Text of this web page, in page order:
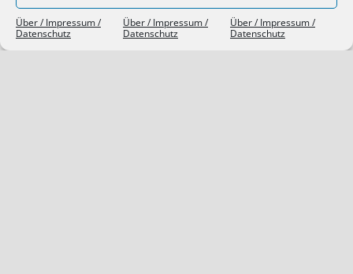
Über / Impressum /
Datenschutz
Über / Impressum /
Datenschutz
Über / Impressum /
Datenschutz